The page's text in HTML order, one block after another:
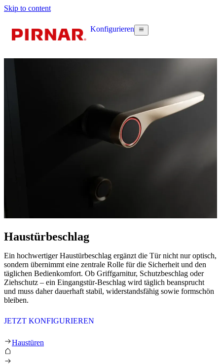
Skip to content
Konfigurieren
Haustürbeschlag
Ein hochwertiger Haustürbeschlag ergänzt die Tür nicht nur optisch,
sondern übernimmt eine zentrale Rolle für die Sicherheit und den
täglichen Bedienkomfort. Ob Griffgarnitur, Schutzbeschlag oder
Ziehschutz – ein Eingangstür-Beschlag wird täglich beansprucht
und muss daher dauerhaft stabil, widerstandsfähig sowie formschön
bleiben.
JETZT KONFIGURIEREN
Haustürbeschlag
Haustüren